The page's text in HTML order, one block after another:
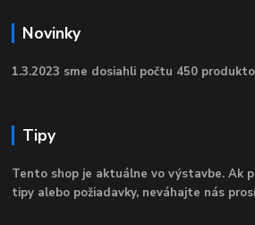
Novinky
1.3.2023 sme dosiahli počtu 450
Tipy
Tento shop je aktuálne vo výstavbe. Ak
tipy alebo požiadavky, neváhajte nás